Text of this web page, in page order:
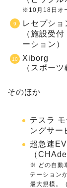
※10月18日オ
レセプショ
（施設受
ーション）
Xiborg
（スポー
そのほか
テスラ
ングサー
超急速
（
※ どの自動
テーション
最大規模。